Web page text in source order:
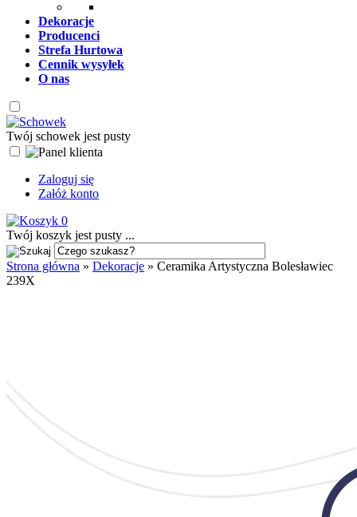
Dekoracje
Producenci
Strefa Hurtowa
Cennik wysyłek
O nas
Twój schowek jest pusty
Zaloguj się
Załóż konto
0
Twój koszyk jest pusty ...
Strona główna » Dekoracje » Ceramika Artystyczna Bolesławiec
239X